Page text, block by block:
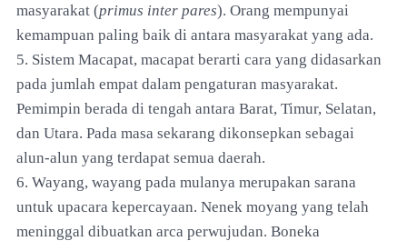
masyarakat (primus inter pares). Orang mempunyai
kemampuan paling baik di antara masyarakat yang ada.
5. Sistem Macapat, macapat berarti cara yang didasarkan
pada jumlah empat dalam pengaturan masyarakat.
Pemimpin berada di tengah antara Barat, Timur, Selatan,
dan Utara. Pada masa sekarang dikonsepkan sebagai
alun-alun yang terdapat semua daerah.
6. Wayang, wayang pada mulanya merupakan sarana
untuk upacara kepercayaan. Nenek moyang yang telah
meninggal dibuatkan arca perwujudan. Boneka